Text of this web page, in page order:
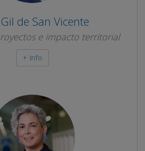
de San Vicente
e impacto territorial
+ Info